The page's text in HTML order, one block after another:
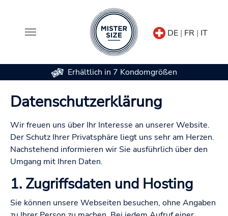
DE | FR | IT
Erhältlich in 7 Kondomgrößen
Datenschutzerklärung
Wir freuen uns über Ihr Interesse an unserer Website.
Der Schutz Ihrer Privatsphäre liegt uns sehr am Herzen.
Nachstehend informieren wir Sie ausführlich über den
Umgang mit Ihren Daten.
1. Zugriffsdaten und Hosting
Sie können unsere Webseiten besuchen, ohne Angaben